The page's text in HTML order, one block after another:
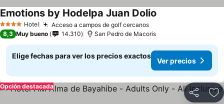
4 EstrellasHotel Acceso a campos de golf cercanos
Emotions by Hodelpa Juan Dolio
8,3 Muy bueno 14.310 San Pedro de Macoris
Elige fechas para ver los precios exactos
Ver precios
Compartir
Opción destacada